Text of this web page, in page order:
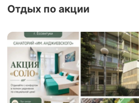
Отзывы 4 отзывов
Пансионат «Урал», Анапа
Цена в сутки от5 500руб.
Рейтинг 4.8
Отзывы 5 отзывов
Отдых по акции